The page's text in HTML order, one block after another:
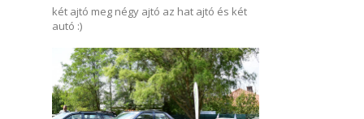
két ajtó meg négy ajtó az hat ajtó és két
autó :)